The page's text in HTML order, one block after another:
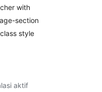
with
section
style
aktif